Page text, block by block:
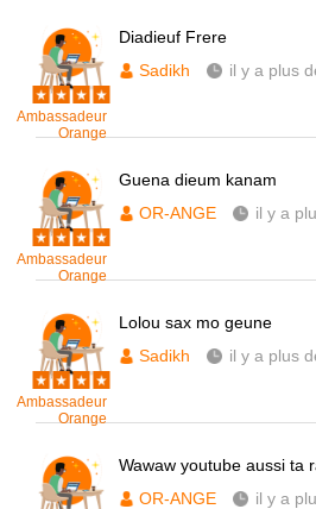
Ambassadeur
Orange
Diadieuf Frere
Sadikh
il y a plus
Ambassadeur
Orange
Guena dieum kanam
OR-ANGE
il y a
Ambassadeur
Orange
Lolou sax mo geune
Sadikh
il y a plus
Wawaw youtube aussi ta
OR-ANGE
il y a